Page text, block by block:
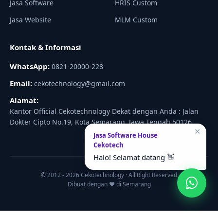
✕
Jasa Software House
Cekotech
Halo! Selamat datang 👋
Jasa Software
Jasa Website
HRIS Custom
MLM Custom
Kontak & Informasi
WhatsApp: 0821-20000-228
Email: cekotechnology@gmail.com
Alamat:
Kantor Official Cekotechnology Dekat dengan Anda : Jalan
Dokter Cipto No.19, Kota Semarang, Jawa Tengah 50126
© 2012 - 2026 Cekotechnology · All Right Reserved
Dibuat dengan ♥ di Semarang